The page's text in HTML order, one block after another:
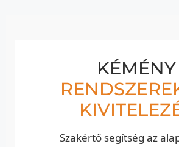
KÉMÉNY
Szakértő segítség az